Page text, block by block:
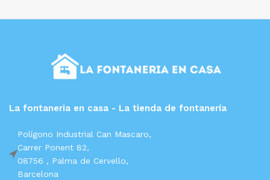
La fontaneria en casa - La tienda de fontanería
Polígono Industrial Can Mascaro,
Carrer Ponent 82,
08756 , Palma de Cervello,
Barcelona